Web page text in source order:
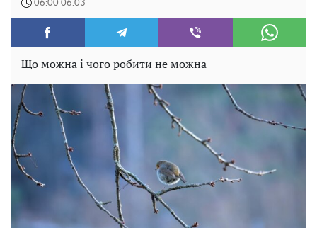
06:00 06.03
Що можна і чого робити не можна